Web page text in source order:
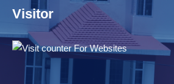
Visitor